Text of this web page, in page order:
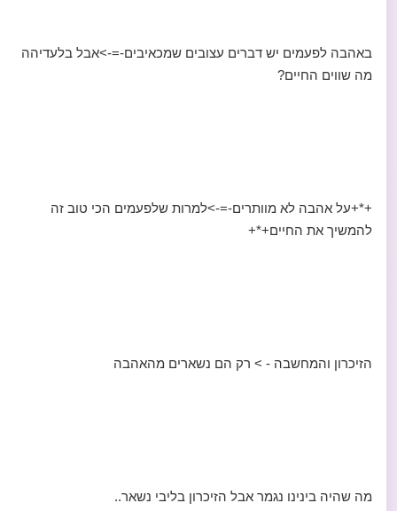
באהבה לפעמים יש דברים עצובים שמכאיבים-=->אבל בלעדיהה
מה שווים החיים?
+*+על אהבה לא מוותרים-=->למרות שלפעמים הכי טוב זה
להמשיך את החיים+*+
הזיכרון והמחשבה - > רק הם נשארים מהאהבה
מה שהיה בינינו נגמר אבל הזיכרון בליבי נשאר..